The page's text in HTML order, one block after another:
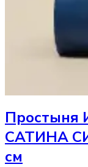
Простыня
САТИНА
см